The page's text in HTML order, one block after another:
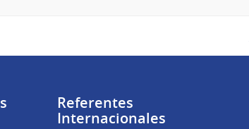
Referentes
Internacionales